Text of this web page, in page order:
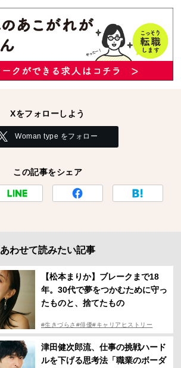
Xをフォローしよう
Woman type をフォロー
この記事をシェア
あわせて読みたい記事
【松本まりか】ブレークまで18
年。30代で夢をつかむために守っ
たものと、捨てたもの
#生きづらさ #俳優#キャリアヒストリー
津田健次郎流、仕事の挑戦ハード
ルを下げる思考法「職業のボーダ